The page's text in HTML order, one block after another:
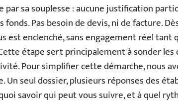
sa souplesse : aucune justification
Pas besoin de devis, ni de facture.
est enclenché, sans engagement réel tant
étape sert principalement à sonder les
Pour simplifier cette démarche, nous
seul dossier, plusieurs réponses des
savoir qui peut vous suivre, et à quel